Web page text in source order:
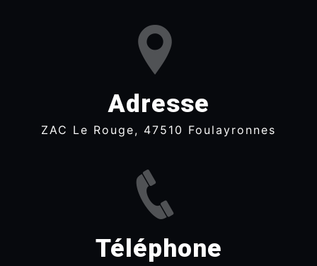
Adresse
ZAC Le Rouge, 47510 Foulayronnes
Téléphone